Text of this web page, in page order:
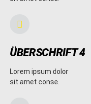
ÜBERSCHRIFT 4
Lorem ipsum dolor
sit amet conse.